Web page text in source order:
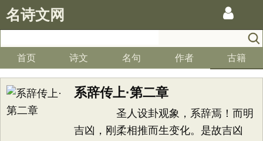
名诗文网
首页 诗文 名句 作者 古籍
系辞传上·第二章
圣人设卦观象，系辞焉！而明
吉凶，刚柔相推而生变化。是故吉凶